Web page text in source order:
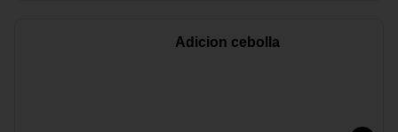
Adicion cebolla